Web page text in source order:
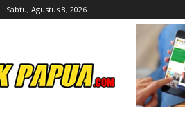
Sabtu, Agustus 8, 2026